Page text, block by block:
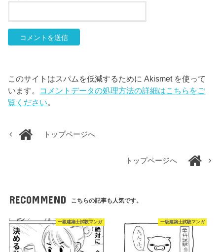
このサイトはスパムを低減するために Akismet を使って
います。 コメントデータの処理方法の詳細はこちらをご
覧ください。
トップページへ
トップページへ
RECOMMEND こちらの記事も人気です。
一級建築士試験マンガ 一級建築士試験マンガ